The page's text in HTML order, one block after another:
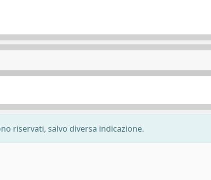
riservati, salvo diversa indicazione.